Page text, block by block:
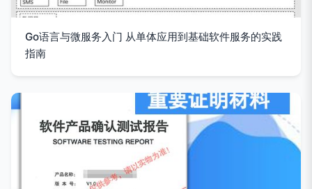
Go语言与微服务入门 从单体应用到基础软件服务的实践
指南